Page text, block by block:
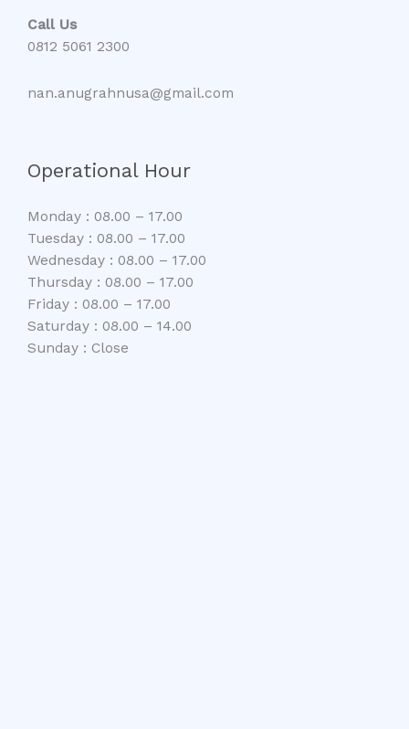
Call Us
0812 5061 2300
nan.anugrahnusa@gmail.com
Operational Hour
Monday : 08.00 – 17.00
Tuesday : 08.00 – 17.00
Wednesday : 08.00 – 17.00
Thursday : 08.00 – 17.00
Friday : 08.00 – 17.00
Saturday : 08.00 – 14.00
Sunday : Close